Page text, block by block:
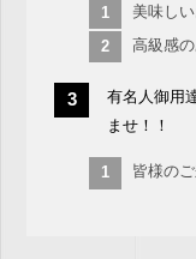
美味し
高級感
有名人御用
ませ！！
皆様の